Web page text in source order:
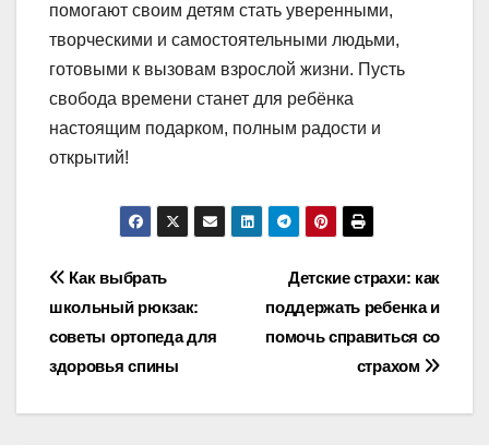
помогают своим детям стать уверенными,
творческими и самостоятельными людьми,
готовыми к вызовам взрослой жизни. Пусть
свобода времени станет для ребёнка
настоящим подарком, полным радости и
открытий!
Навигация
по
записям
Детские страхи: как
поддержать ребенка и
помочь справиться со
страхом
Как выбрать
школьный рюкзак:
советы ортопеда для
здоровья спины